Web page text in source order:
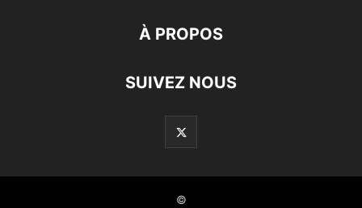
À PROPOS
SUIVEZ NOUS
©